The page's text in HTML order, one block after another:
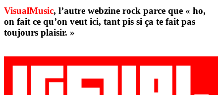
VisualMusic, l’autre webzine rock parce que « ho,
on fait ce qu’on veut ici, tant pis si ça te fait pas
toujours plaisir. »